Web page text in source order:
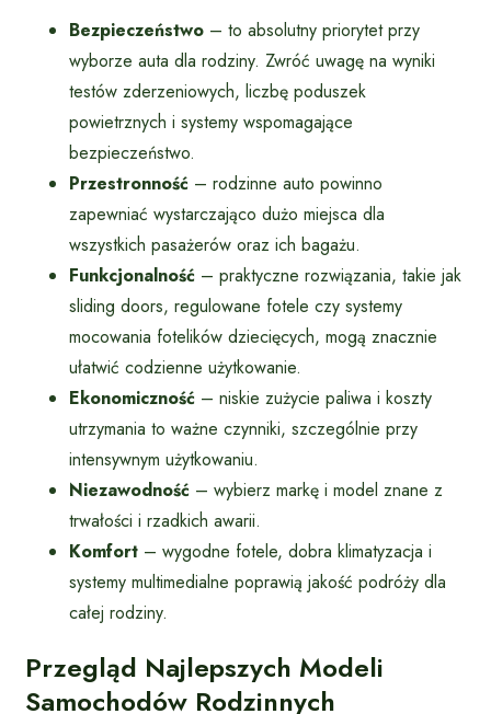
Bezpieczeństwo – to absolutny priorytet przy
wyborze auta dla rodziny. Zwróć uwagę na wyniki
testów zderzeniowych, liczbę poduszek
powietrznych i systemy wspomagające
bezpieczeństwo.
Przestronność – rodzinne auto powinno
zapewniać wystarczająco dużo miejsca dla
wszystkich pasażerów oraz ich bagażu.
Funkcjonalność – praktyczne rozwiązania, takie jak
sliding doors, regulowane fotele czy systemy
mocowania fotelików dziecięcych, mogą znacznie
ułatwić codzienne użytkowanie.
Ekonomiczność – niskie zużycie paliwa i koszty
utrzymania to ważne czynniki, szczególnie przy
intensywnym użytkowaniu.
Niezawodność – wybierz markę i model znane z
trwałości i rzadkich awarii.
Komfort – wygodne fotele, dobra klimatyzacja i
systemy multimedialne poprawią jakość podróży dla
całej rodziny.
Przegląd Najlepszych Modeli
Samochodów Rodzinnych